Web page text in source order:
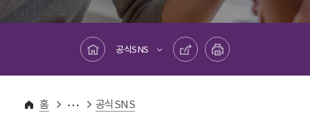
메인페이지로 바로가기
공식SNS
공유하기 프린트하기
홈
홍보소통 공식SNS